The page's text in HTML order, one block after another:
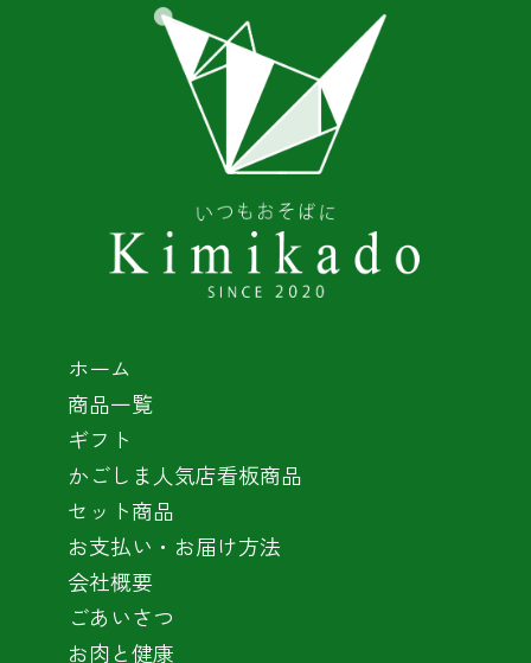
ホーム
商品一覧
ギフト
かごしま人気店看板商品
セット商品
お支払い・お届け方法
会社概要
ごあいさつ
お肉と健康